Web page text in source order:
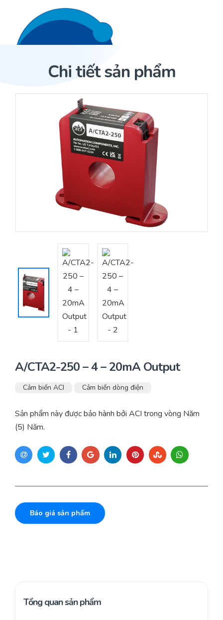
Trang Chủ
Cảm biến ACI
Nhà phân phối cảm biến
Nhà sản xuất thiết bị điều khiển
Cung cấp giải pháp quản lý cho toà nhà (BMS)
Tư vấn – Thiết kế – Cung cấp thiết bị HVAC
Tư vấn thiết kế, thi công tủ điều khiển
Thi công – Lắp đặt hệ thống HVAC
Chi tiết sản phẩm
Trang Chủ
A/CTA2-250 – 4 – 20mA Output
Cảm biến ACI Cảm biến dòng điện
Sản phẩm này được bảo hành bởi ACI trong vòng Năm
(5) Năm.
Báo giá sản phẩm
Tổng quan sản phẩm